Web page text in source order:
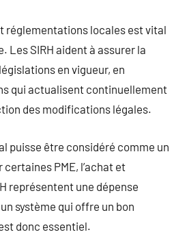
réglementations locales est vital
Les SIRH aident à assurer la
en vigueur, en
qui actualisent continuellement
des modifications légales.
puisse être considéré comme un
PME, l’achat et
représentent une dépense
système qui offre un bon
donc essentiel.